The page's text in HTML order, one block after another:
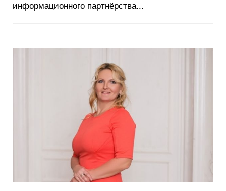
информационного партнёрства...